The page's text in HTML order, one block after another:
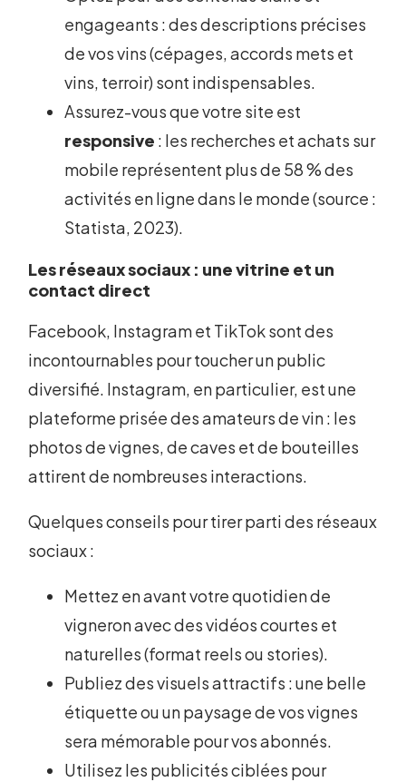
engageants : des descriptions précises
de vos vins (cépages, accords mets et
vins, terroir) sont indispensables.
Assurez-vous que votre site est
responsive : les recherches et achats sur
mobile représentent plus de 58 % des
activités en ligne dans le monde (source :
Statista, 2023).
Les réseaux sociaux : une vitrine et un
contact direct
Facebook, Instagram et TikTok sont des
incontournables pour toucher un public
diversifié. Instagram, en particulier, est une
plateforme prisée des amateurs de vin : les
photos de vignes, de caves et de bouteilles
attirent de nombreuses interactions.
Quelques conseils pour tirer parti des réseaux
sociaux :
Mettez en avant votre quotidien de
vigneron avec des vidéos courtes et
naturelles (format reels ou stories).
Publiez des visuels attractifs : une belle
étiquette ou un paysage de vos vignes
sera mémorable pour vos abonnés.
Utilisez les publicités ciblées pour